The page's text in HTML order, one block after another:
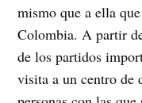
mismo que a ella
Colombia. A partir
de los partidos
visita a un centro de